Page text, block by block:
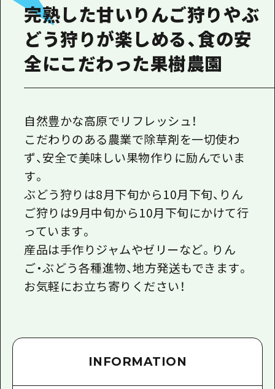
ガイドブック
広島県の魅力を動画でご紹介！
よくあるご質問
フォトダウンロード
関連リンク
完熟した甘いりんご狩りやぶ
どう狩りが楽しめる、食の安
全にこだわった果樹農園
自然豊かな高原でリフレッシュ！
こだわりのある農業で除草剤を一切使わ
ず、安全で美味しい果物作りに励んでいま
す。
ぶどう狩りは8月下旬から10月下旬、りん
ご狩りは9月中旬から10月下旬にかけて行
っています。
産品は手作りジャムやゼリーなど。りん
ご・ぶどう各種進物、地方発送もできます。
お気軽にお立ち寄りください！
INFORMATION